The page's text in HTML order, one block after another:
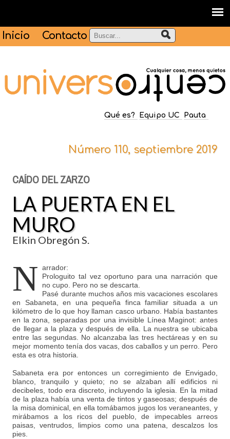
Inicio Contacto
Qué es? Equipo UC Pauta
Número 110, septiembre 2019
CAÍDO DEL ZARZO
LA PUERTA EN EL
MURO
Elkin Obregón S.
N arrador:
Prologuito tal vez oportuno para una narración que
no cupo. Pero no se descarta.
Pasé durante muchos años mis vacaciones escolares
en Sabaneta, en una pequeña finca familiar situada a un
kilómetro de lo que hoy llaman casco urbano. Había bastantes
en la zona, separadas por una invisible Línea Maginot: antes
de llegar a la plaza y después de ella. La nuestra se ubicaba
entre las segundas. No alcanzaba las tres hectáreas y en su
mejor momento tenía dos vacas, dos caballos y un perro. Pero
esta es otra historia.
Sabaneta era por entonces un corregimiento de Envigado,
blanco, tranquilo y quieto; no se alzaban allí edificios ni
decibeles, todo era discreto, incluyendo la iglesia. En la mitad
de la plaza había una venta de tintos y gaseosas; después de
la misa dominical, en ella tomábamos jugos los veraneantes, y
mirábamos a los ricos del pueblo, de impecables arreos
paisas, ventrudos, limpios como una patena, descalzos los
pies.